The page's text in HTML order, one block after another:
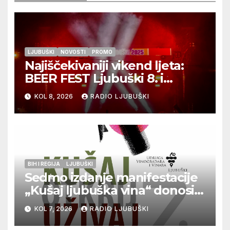
LJUBUŠKI NOVOSTI PROMO
Najiščekivaniji vikend ljeta:
BEER FEST Ljubuški 8. i
9.kolovoza
KOL 8, 2026 RADIO LJUBUŠKI
BIH I REGIJA LJUBUŠKI
Sedmo izdanje manifestacije
„Kušaj ljubuška vina“ donosi
vrhunska vina, gastronomiju i
glazbu
KOL 7, 2026 RADIO LJUBUŠKI